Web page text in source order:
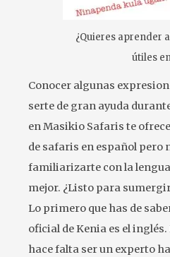
¿Quieres aprender
útiles
Conocer algunas
serte de gran ayuda
en Masikio Safaris te
de safaris en español pero
familiarizarte con la
mejor. ¿Listo para
Lo primero que has de
oficial de Kenia es el
hace falta ser un experto